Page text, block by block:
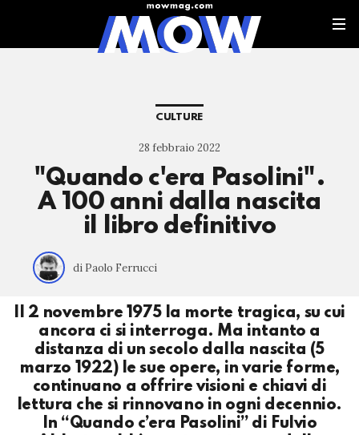
CULTURE
28 febbraio 2022
"Quando c'era Pasolini".
A 100 anni dalla nascita
il libro definitivo
di Paolo Ferrucci
Il 2 novembre 1975 la morte tragica, su cui
ancora ci si interroga. Ma intanto a
distanza di un secolo dalla nascita (5
marzo 1922) le sue opere, in varie forme,
continuano a offrire visioni e chiavi di
lettura che si rinnovano in ogni decennio.
In “Quando c’era Pasolini” di Fulvio